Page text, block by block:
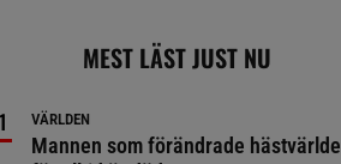
MEST LÄST JUST NU
VÄRLDEN
Mannen som förändrade